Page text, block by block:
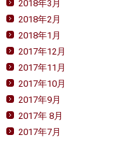
2018年3月
2018年2月
2018年1月
2017年12月
2017年11月
2017年10月
2017年9月
2017年 8月
2017年7月